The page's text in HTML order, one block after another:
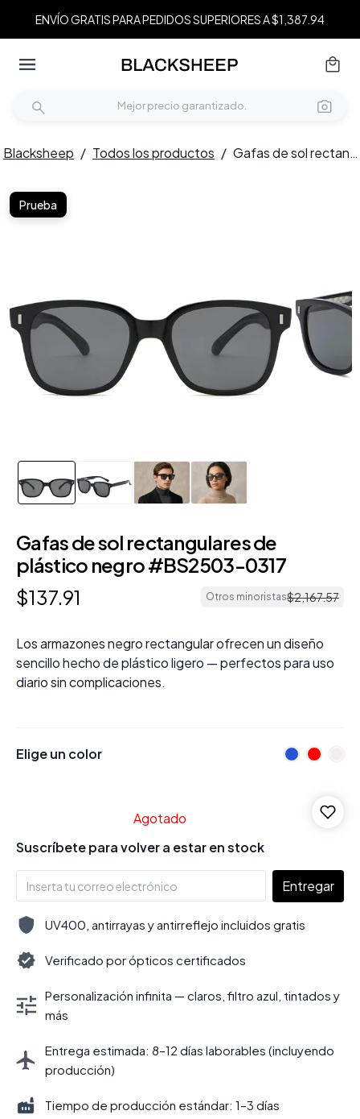
ENVÍO GRATIS PARA PEDIDOS SUPERIORES A $1,387.94
Blacksheep / Todos los productos / Gafas de sol rectangulares de plástico negro #BS2503-0317
Prueba
Gafas de sol rectangulares de
plástico negro #BS2503-0317
$137.91 Otros minoristas$2,167.57
Los armazones negro rectangular ofrecen un diseño
sencillo hecho de plástico ligero — perfectos para uso
diario sin complicaciones.
Elige un color
Agotado
Suscríbete para volver a estar en stock
Entregar
UV400, antirrayas y antirreflejo incluidos gratis
Verificado por ópticos certificados
Personalización infinita — claros, filtro azul, tintados y
más
Entrega estimada: 8–12 días laborables (incluyendo
producción)
Tiempo de producción estándar: 1–3 días